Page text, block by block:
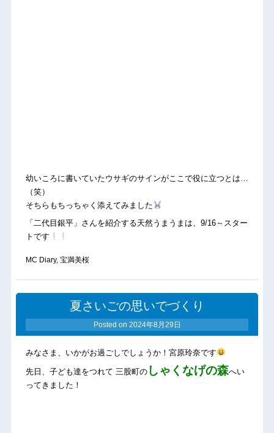
幼いころに書いていたウサギのサインがここで役に立つとは…
（笑）
そちらもちっちゃく添えてみました
「二代目銀平」さんを紹介する天然うまうまは、9/16～スター
トです
MC Diary, 宝満美桜
夏さいごの思いでづくり
Posted on 2024年8月29日
みなさま、いかがお過ごしでしょうか！宮原玲奈です
先日、子ども達をつれて 三股町のしゃくなげの森へい
ってきました！